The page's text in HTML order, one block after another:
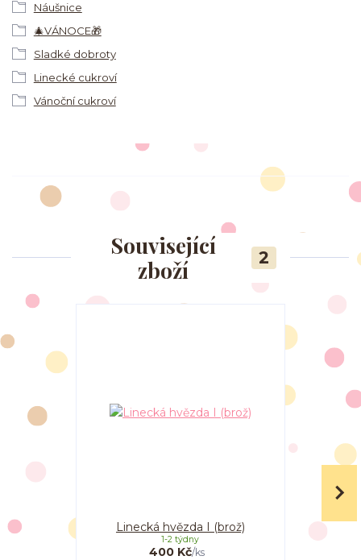
Náušnice
🎄VÁNOCE🎁
Sladké dobroty
Linecké cukroví
Vánoční cukroví
Související
zboží
2
Linecká hvězda I (brož)
400 Kč/ks
1-2 týdny